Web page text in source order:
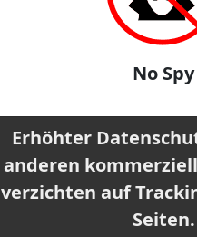
No Spy
Erhöhter
anderen
verzichten auf
Seiten.